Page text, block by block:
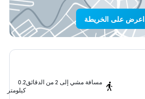
اعرض على الخريطة
مسافة مشي إلى 2 من الدقائق
0.2
كيلومتر